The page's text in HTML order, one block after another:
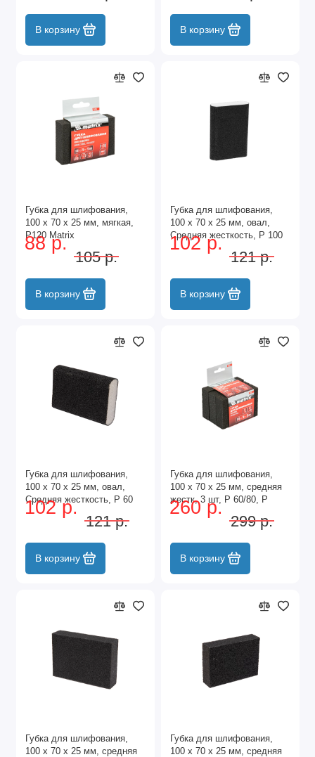
В корзину В корзину
Губка для шлифования,
100 х 70 х 25 мм, мягкая,
P120 Matrix
88 р.
105 р.
В корзину
Губка для шлифования,
100 х 70 х 25 мм, овал,
Средняя жесткость, P 100
Сибртех
102 р.
121 р.
В корзину
Губка для шлифования,
100 х 70 х 25 мм, овал,
Средняя жесткость, P 60
Сибртех
102 р.
121 р.
В корзину
Губка для шлифования,
100 х 70 х 25 мм, средняя
жестк, 3 шт, P 60/80, P
60/100, P 80/120 Matrix
260 р.
299 р.
В корзину
Губка для шлифования,
100 х 70 х 25 мм, средняя
Губка для шлифования,
100 х 70 х 25 мм, средняя